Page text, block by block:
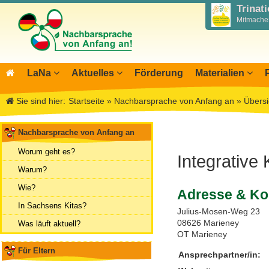
LaNa
Über LaNa
DPJW Zentralstelle
Team
Kontakt
Aktuelles
Blog LaNa
Termine, Veranstaltungen
Feste, Feiertage, Schulferien
Ausschreibungen
Förderung Materialien
Wegweiser NiKiS
Aktionstage 2025
Aktionstage 2024
Tag der Nachbarsprachen 2023
Sie sind hier: Startseite » Nachbarsprache von Anfang an »
Nachbarsprache von Anfang an
Worum geht es?
Warum?
Wie?
In Sachsens Kitas?
Was läuft aktuell?
Für Eltern
Integrative
Adresse &
Julius-Mosen-Weg 23
08626 Marieney
OT Marieney
Ansprechpartner/in: